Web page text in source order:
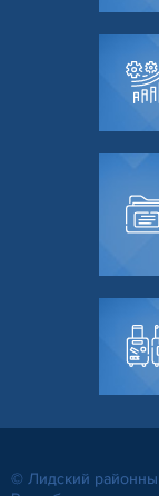
© Лидский